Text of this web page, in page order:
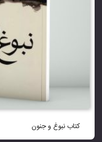
کتاب نبوغ و جنون